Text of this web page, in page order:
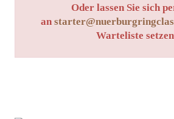
Oder lassen Sie sich
an
Warteliste